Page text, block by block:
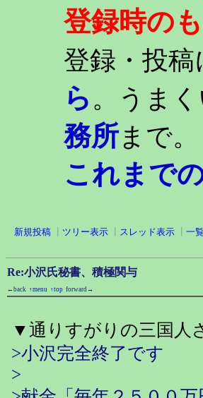
登録時の
登録・投
ら。うま
務所まで。
これまで
新規投稿 ツリー表示 スレッド表示 一
Re:小沢氏秘書、積極関与
←back ↑menu ↑top forward→
▼通りすがりの三国人
>小沢完全終了です
>